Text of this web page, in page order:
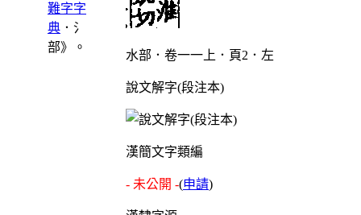
難字字
典 ．氵
部》。
水部．卷一一上．頁2．左
說文解字(段注本)
漢簡文字類編
- 未公開 -(申請)